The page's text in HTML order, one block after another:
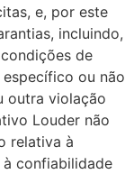
e, por este
incluindo,
de
ou não
outra violação
Louder não
relativa à
confiabilidade